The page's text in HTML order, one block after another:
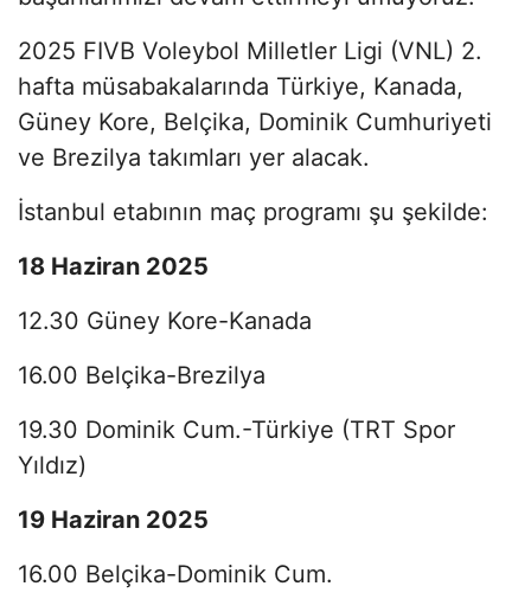
2025 FIVB Voleybol Milletler Ligi (VNL) 2.
hafta müsabakalarında Türkiye, Kanada,
Güney Kore, Belçika, Dominik Cumhuriyeti
ve Brezilya takımları yer alacak.
İstanbul etabının maç programı şu şekilde:
18 Haziran 2025
12.30 Güney Kore-Kanada
16.00 Belçika-Brezilya
19.30 Dominik Cum.-Türkiye (TRT Spor
Yıldız)
19 Haziran 2025
16.00 Belçika-Dominik Cum.